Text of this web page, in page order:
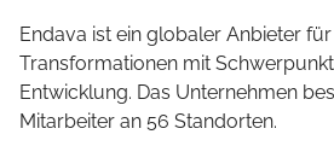
Endava ist ein globaler Anbieter
Transformationen mit
Entwicklung. Das Unternehmen
Mitarbeiter an 56 Standorten.